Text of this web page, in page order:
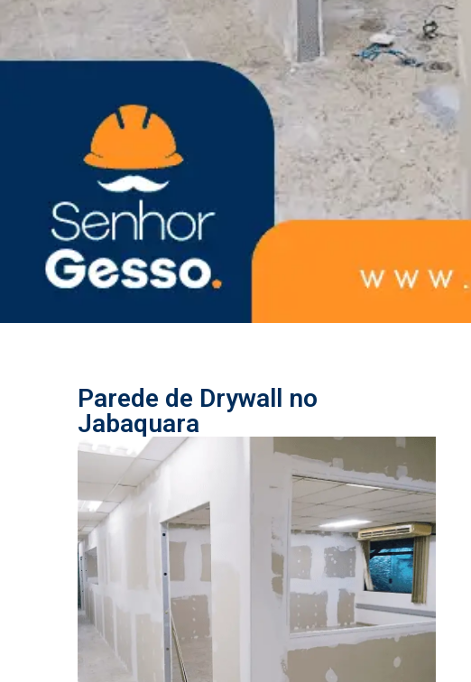
Parede de Drywall no
Jabaquara